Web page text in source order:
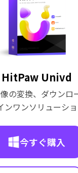
HitPaw Univd
の変換、ダウンロ
ンワンソリューショ
今すぐ購入